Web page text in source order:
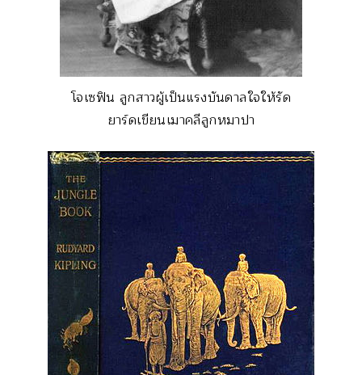
โจเซฟิน ลูกสาวผู้เป็นแรงบันดาลใจให้รัด
ยาร์ดเขียนเมาคลีลูกหมาปา